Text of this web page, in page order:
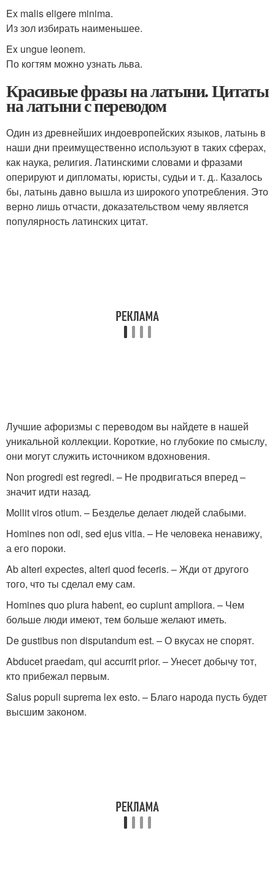
Ex malis eligere minima.
Из зол избирать наименьшее.
Ex ungue leonem.
По когтям можно узнать льва.
Красивые фразы на латыни. Цитаты
на латыни с переводом
Один из древнейших индоевропейских языков, латынь в
наши дни преимущественно используют в таких сферах,
как наука, религия. Латинскими словами и фразами
оперируют и дипломаты, юристы, судьи и т. д.. Казалось
бы, латынь давно вышла из широкого употребления. Это
верно лишь отчасти, доказательством чему является
популярность латинских цитат.
Лучшие афоризмы с переводом вы найдете в нашей
уникальной коллекции. Короткие, но глубокие по смыслу,
они могут служить источником вдохновения.
Non progredi est regredi. – Не продвигаться вперед –
значит идти назад.
Mollit viros otium. – Безделье делает людей слабыми.
Homines non odi, sed ejus vitia. – Не человека ненавижу,
а его пороки.
Ab alteri expectes, alteri quod feceris. – Жди от другого
того, что ты сделал ему сам.
Homines quo plura habent, eo cupiunt ampliora. – Чем
больше люди имеют, тем больше желают иметь.
De gustibus non disputandum est. – О вкусах не спорят.
Abducet praedam, qui accurrit prior. – Унесет добычу тот,
кто прибежал первым.
Salus populi suprema lex esto. – Благо народа пусть будет
высшим законом.